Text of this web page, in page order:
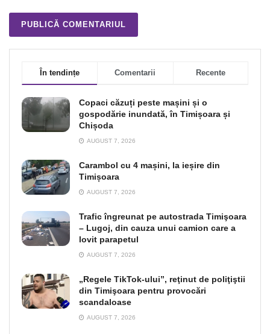
În tendințe Comentarii Recente
Copaci căzuți peste mașini și o
gospodărie inundată, în Timișoara și
Chișoda
AUGUST 7, 2026
Carambol cu 4 mașini, la ieșire din
Timișoara
AUGUST 7, 2026
Trafic îngreunat pe autostrada Timişoara
– Lugoj, din cauza unui camion care a
lovit parapetul
AUGUST 7, 2026
„Regele TikTok-ului”, reţinut de poliţiştii
din Timişoara pentru provocări
scandaloase
AUGUST 7, 2026